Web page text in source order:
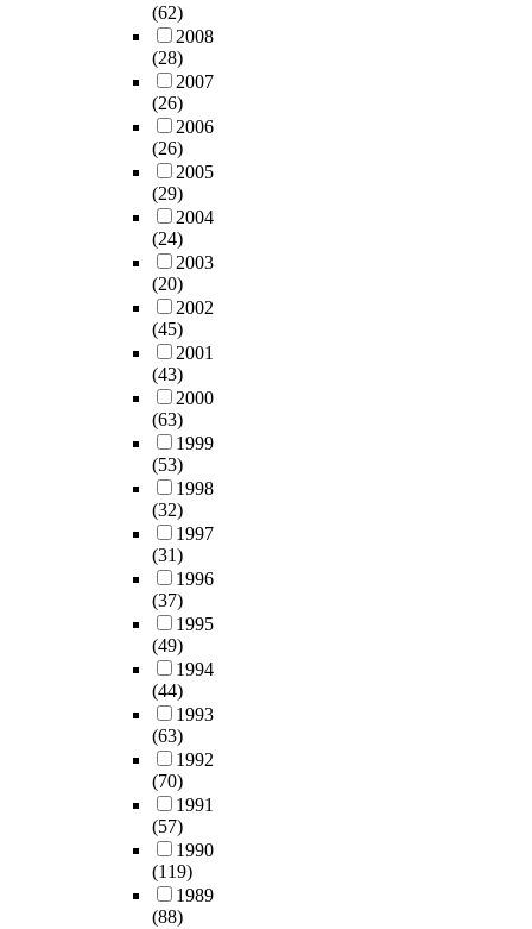
(62)
2008
(28)
2007
(26)
2006
(26)
2005
(29)
2004
(24)
2003
(20)
2002
(45)
2001
(43)
2000
(63)
1999
(53)
1998
(32)
1997
(31)
1996
(37)
1995
(49)
1994
(44)
1993
(63)
1992
(70)
1991
(57)
1990
(119)
1989
(88)